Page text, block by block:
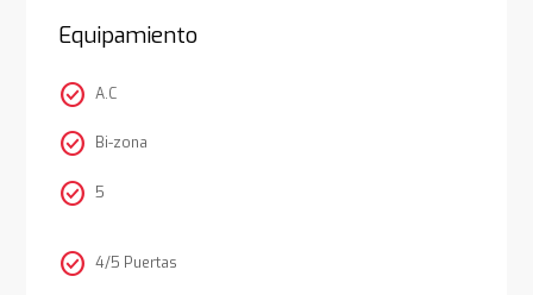
Equipamiento
check_circle A.C
check_circle Bi-zona
check_circle 5
check_circle 4/5 Puertas